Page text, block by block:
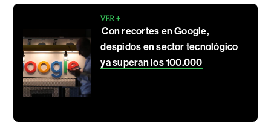
VER +
Con recortes en Google,
despidos en sector tecnológico
ya superan los 100.000